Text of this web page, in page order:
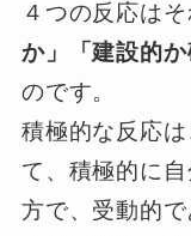
４つの反応はそ
か」「建設的か
のです。
積極的な反応
て、積極的に
方で、受動的